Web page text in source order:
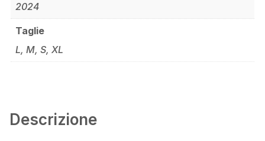
2024
Taglie
L, M, S, XL
Descrizione